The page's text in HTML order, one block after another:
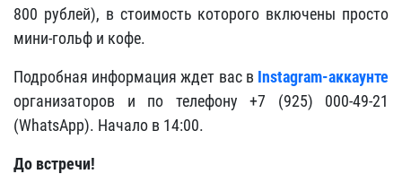
800 рублей), в стоимость которого включены просто
мини-гольф и кофе.
Подробная информация ждет вас в Instagram-аккаунте
организаторов и по телефону +7 (925) 000-49-21
(WhatsApp). Начало в 14:00.
До встречи!